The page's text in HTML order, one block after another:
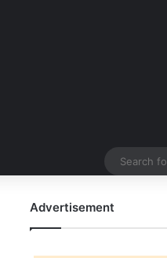
Advertisement